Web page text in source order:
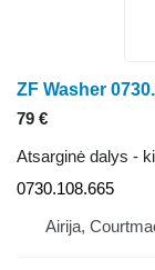
ZF Washer
79 €
Atsarginė dalys -
0730.108.665
Airija,